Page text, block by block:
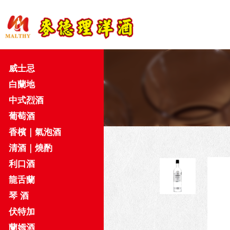
威士忌
白蘭地
中式烈酒
葡萄酒
香檳｜氣泡酒
清酒｜燒酌
利口酒
龍舌蘭
琴 酒
伏特加
蘭姆酒